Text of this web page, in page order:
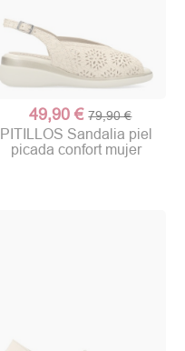
49,90 € 79,90 €
PITILLOS Sandalia piel
picada confort mujer